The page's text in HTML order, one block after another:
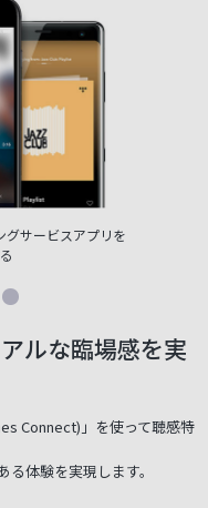
グサービスアプリを
ルな臨場感を実
Connect)」を使って聴感特
体験を実現します。